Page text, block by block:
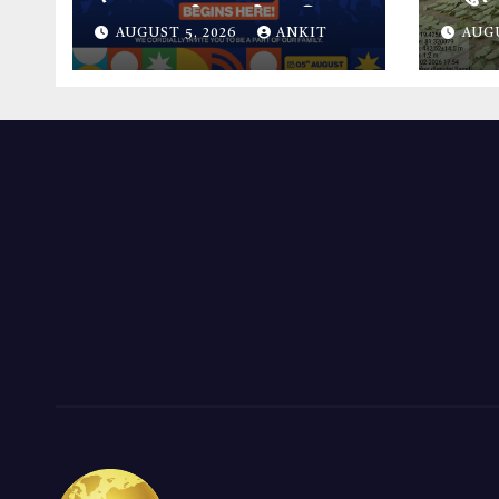
सफलतापूर्वक आयोजन किया.
AUGUST 5, 2026 ANKIT
लाभ,
365